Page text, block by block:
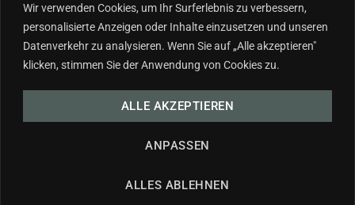
Wir verwenden Cookies, um Ihr Surferlebnis zu verbessern,
personalisierte Anzeigen oder Inhalte einzusetzen und unseren
Datenverkehr zu analysieren. Wenn Sie auf „Alle akzeptieren"
klicken, stimmen Sie der Anwendung von Cookies zu.
ANPASSEN
ALLES ABLEHNEN
ALLE AKZEPTIEREN
Ihr Bauträger und Maklerservice in Tirol für
Immobilien weltweit. Vertrauen Sie auf Immobilien
All rights reserved